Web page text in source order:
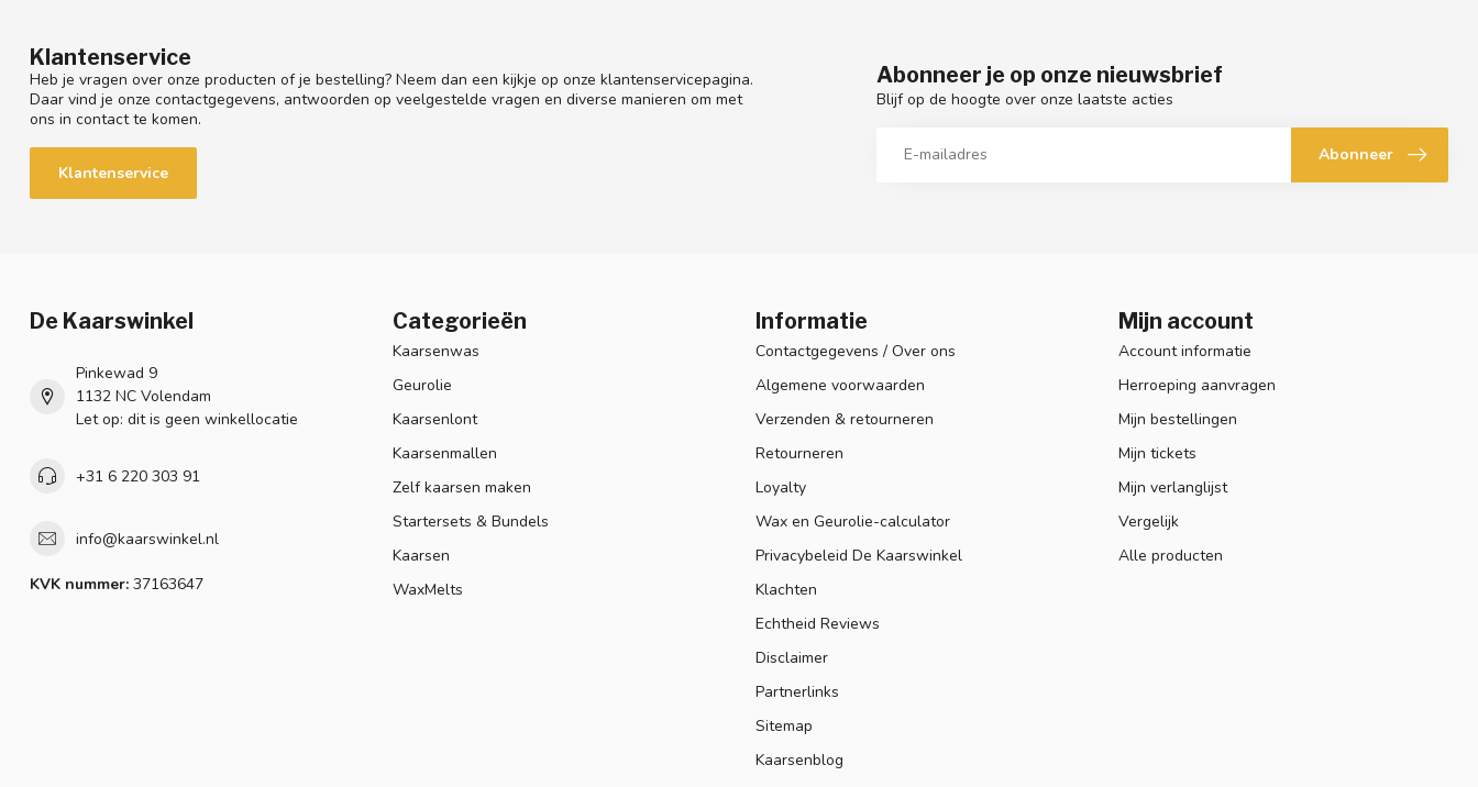
Klantenservice
Heb je vragen over onze producten of je bestelling? Neem dan een kijkje op onze klantenservicepagina.
Daar vind je onze contactgegevens, antwoorden op veelgestelde vragen en diverse manieren om met
ons in contact te komen.
Klantenservice
Abonneer je op onze nieuwsbrief
Blijf op de hoogte over onze laatste acties
Abonneer
De Kaarswinkel
Pinkewad 9
1132 NC Volendam
Let op: dit is geen winkellocatie
+31 6 220 303 91
info@kaarswinkel.nl
KVK nummer: 37163647
Categorieën
Kaarsenwas
Geurolie
Kaarsenlont
Kaarsenmallen
Zelf kaarsen maken
Startersets & Bundels
Kaarsen
WaxMelts
Informatie
Contactgegevens / Over ons
Algemene voorwaarden
Verzenden & retourneren
Retourneren
Loyalty
Wax en Geurolie-calculator
Privacybeleid De Kaarswinkel
Klachten
Echtheid Reviews
Disclaimer
Partnerlinks
Sitemap
Kaarsenblog
Mijn account
Account informatie
Herroeping aanvragen
Mijn bestellingen
Mijn tickets
Mijn verlanglijst
Vergelijk
Alle producten